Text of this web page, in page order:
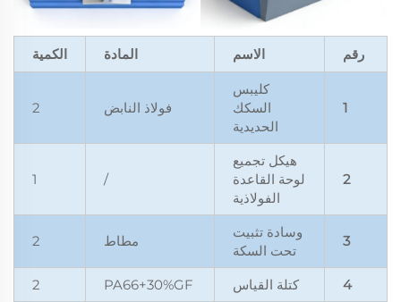
رقم الاسم المادة الكمية
1
كليبس
السكك
الحديدية
فولاذ النابض 2
2
هيكل تجميع
لوحة القاعدة
الفولاذية
/
1
3
وسادة تثبيت
تحت السكة
مطاط 2
4 كتلة القياس PA66+30%GF
2